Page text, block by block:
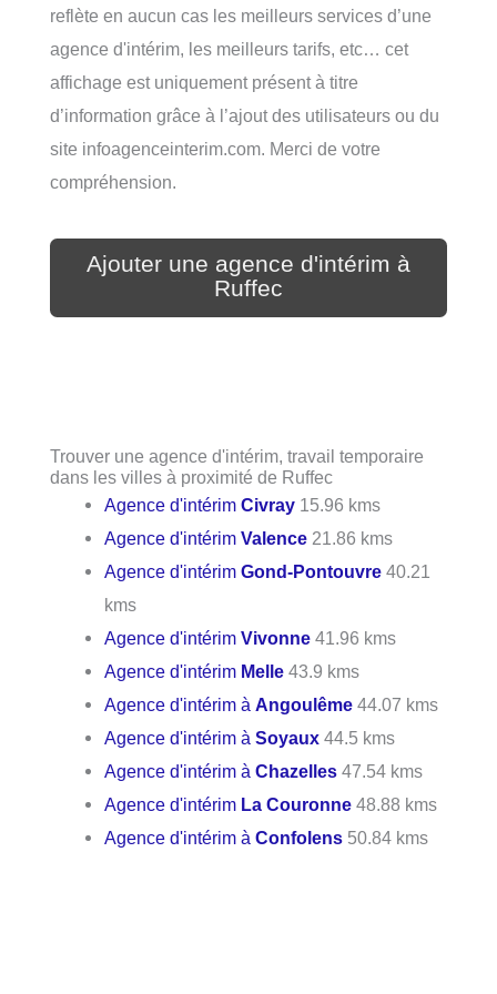
reflète en aucun cas les meilleurs services d’une
agence d'intérim, les meilleurs tarifs, etc… cet
affichage est uniquement présent à titre
d’information grâce à l’ajout des utilisateurs ou du
site infoagenceinterim.com. Merci de votre
compréhension.
Ajouter une agence d'intérim à
Ruffec
Trouver une agence d'intérim, travail temporaire
dans les villes à proximité de Ruffec
Agence d'intérimCivray 15.96 kms
Agence d'intérimValence 21.86 kms
Agence d'intérimGond-Pontouvre 40.21
kms
Agence d'intérimVivonne 41.96 kms
Agence d'intérim Melle 43.9 kms
Agence d'intérim àAngoulême 44.07 kms
Agence d'intérim àSoyaux 44.5 kms
Agence d'intérim àChazelles 47.54 kms
Agence d'intérim La Couronne 48.88 kms
Agence d'intérim àConfolens 50.84 kms